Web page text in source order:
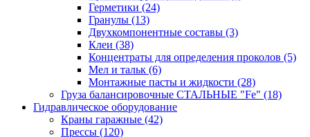
Герметики (24)
Гранулы (13)
Двухкомпонентные составы (3)
Клеи (38)
Концентраты для определения проколов (5)
Мел и тальк (6)
Монтажные пасты и жидкости (28)
Груза балансировочные СТАЛЬНЫЕ "Fe" (18)
Гидравлическое оборудование
Краны гаражные (42)
Прессы (120)